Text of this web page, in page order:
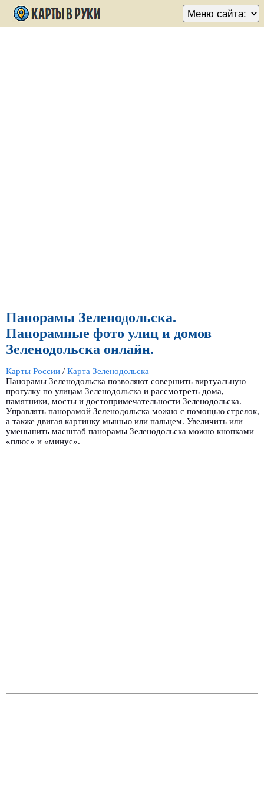
Панорамы Зеленодольска.
Панорамные фото улиц и домов
Зеленодольска онлайн.
Карты России / Карта Зеленодольска
Панорамы Зеленодольска позволяют совершить виртуальную
прогулку по улицам Зеленодольска и рассмотреть дома,
памятники, мосты и достопримечательности Зеленодольска.
Управлять панорамой Зеленодольска можно с помощью стрелок,
а также двигая картинку мышью или пальцем. Увеличить или
уменьшить масштаб панорамы Зеленодольска можно кнопками
«плюс» и «минус».